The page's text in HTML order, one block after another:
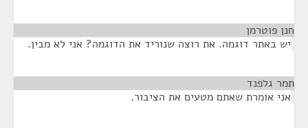
חנן פוטרמן
יש באתר דוגמה. את רוצה שנוריד את הדוגמה? אני לא מבין.
תמר גלפנד
אני אומרת שאתם מטעים את הציבור.